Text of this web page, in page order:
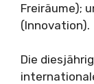
Freiräume);
(Innovation).
Die